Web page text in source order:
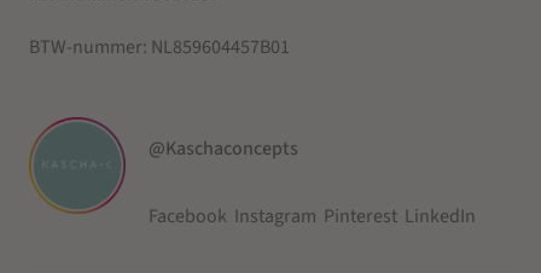
BTW-nummer: NL859604457B01
@Kaschaconcepts
Facebook Instagram Pinterest LinkedIn